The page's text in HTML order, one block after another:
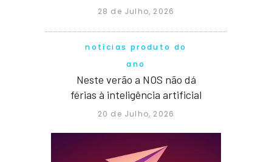
28 de Julho, 2026
notícias produto do
ano
Neste verão a NOS não dá
férias à inteligência artificial
20 de Julho, 2026